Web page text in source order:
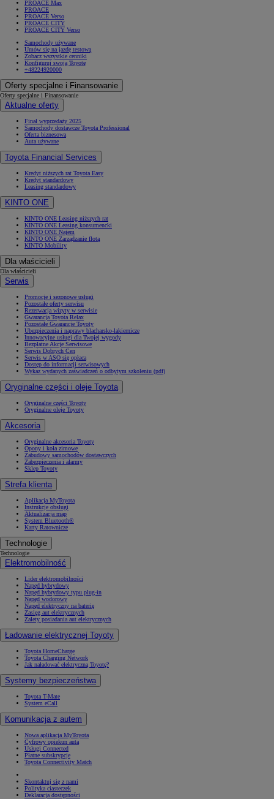
PROACE Max
PROACE
PROACE Verso
PROACE CITY
PROACE CITY Verso
Samochody używane
Umów się na jazdę testową
Zobacz wszystkie cenniki
Konfiguruj swoją Toyotę
+48224920000
Oferty specjalne i Finansowanie
Oferty specjalne i Finansowanie
Aktualne oferty
Finał wyprzedaży 2025
Samochody dostawcze Toyota Professional
Oferta biznesowa
Auta używane
Toyota Financial Services
Kredyt niższych rat Toyota Easy
Kredyt standardowy
Leasing standardowy
KINTO ONE
KINTO ONE Leasing niższych rat
KINTO ONE Leasing konsumencki
KINTO ONE Najem
KINTO ONE Zarządzanie flotą
KINTO Mobility
Dla właścicieli
Dla właścicieli
Serwis
Promocje i sezonowe usługi
Pozostałe oferty serwisu
Rezerwacja wizyty w serwisie
Gwarancja Toyota Relax
Pozostałe Gwarancje Toyoty
Ubezpieczenia i naprawy blacharsko-lakiernicze
Innowacyjne usługi dla Twojej wygody
Bezpłatne Akcje Serwisowe
Serwis Dobrych Cen
Serwis w ASO się opłaca
Dostęp do informacji serwisowych
Wykaz wydanych zaświadczeń o odbytym szkoleniu (pdf)
Oryginalne części i oleje Toyota
Oryginalne części Toyoty
Oryginalne oleje Toyoty
Akcesoria
Oryginalne akcesoria Toyoty
Opony i koła zimowe
Zabudowy samochodów dostawczych
Zabezpieczenia i alarmy
Sklep Toyoty
Strefa klienta
Aplikacja MyToyota
Instrukcje obsługi
Aktualizacja map
System Bluetooth®
Karty Ratownicze
Technologie
Technologie
Elektromobilność
Lider elektromobilności
Napęd hybrydowy
Napęd hybrydowy typu plug-in
Napęd wodorowy
Napęd elektryczny na baterię
Zasięg aut elektrycznych
Zalety posiadania aut elektrycznych
Ładowanie elektrycznej Toyoty
Toyota HomeCharge
Toyota Charging Network
Jak naładować elektryczną Toyotę?
Systemy bezpieczeństwa
Toyota T-Mate
System eCall
Komunikacja z autem
Nowa aplikacja MyToyota
Cyfrowy opiekun auta
Usługi Connected
Płatne subskrypcje
Toyota Connectivity Match
Skontaktuj się z nami
Polityka ciasteczek
Deklaracja dostępności